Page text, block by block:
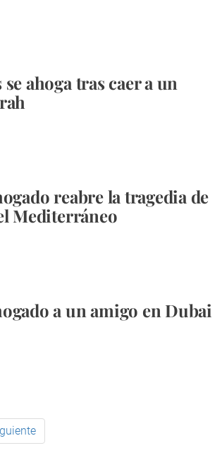
ahoga tras caer a un
reabre la tragedia de
Mediterráneo
a un amigo en Dubai